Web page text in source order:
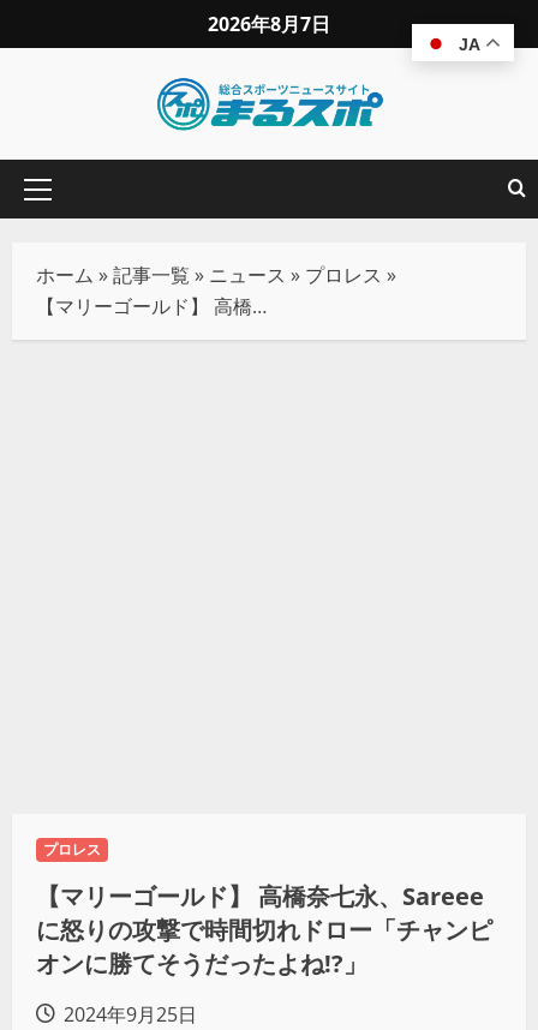
2026年8月7日
ホーム »記事一覧 » ニュース » プロレス »
【マリーゴールド】 高橋奈七永、Sareeeに怒りの攻撃で時間切れドロー「チャンピオンに勝てそうだったよね!?」
プロレス
【マリーゴールド】 高橋奈七永、Sareee
に怒りの攻撃で時間切れドロー「チャンピ
オンに勝てそうだったよね!?」
2024年9月25日
JA